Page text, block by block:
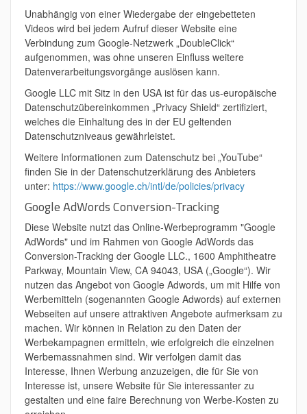
Unabhängig von einer Wiedergabe der eingebetteten
Videos wird bei jedem Aufruf dieser Website eine
Verbindung zum Google-Netzwerk „DoubleClick“
aufgenommen, was ohne unseren Einfluss weitere
Datenverarbeitungsvorgänge auslösen kann.
Google LLC mit Sitz in den USA ist für das us-europäische
Datenschutzübereinkommen „Privacy Shield“ zertifiziert,
welches die Einhaltung des in der EU geltenden
Datenschutzniveaus gewährleistet.
Weitere Informationen zum Datenschutz bei „YouTube“
finden Sie in der Datenschutzerklärung des Anbieters
unter: https://www.google.ch/intl/de/policies/privacy
Google AdWords Conversion-Tracking
Diese Website nutzt das Online-Werbeprogramm "Google
AdWords" und im Rahmen von Google AdWords das
Conversion-Tracking der Google LLC., 1600 Amphitheatre
Parkway, Mountain View, CA 94043, USA („Google“). Wir
nutzen das Angebot von Google Adwords, um mit Hilfe von
Werbemitteln (sogenannten Google Adwords) auf externen
Webseiten auf unsere attraktiven Angebote aufmerksam zu
machen. Wir können in Relation zu den Daten der
Werbekampagnen ermitteln, wie erfolgreich die einzelnen
Werbemassnahmen sind. Wir verfolgen damit das
Interesse, Ihnen Werbung anzuzeigen, die für Sie von
Interesse ist, unsere Website für Sie interessanter zu
gestalten und eine faire Berechnung von Werbe-Kosten zu